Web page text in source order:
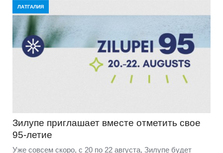
ЛАТГАЛИЯ
Зилупе приглашает вместе отметить свое
95-летие
Уже совсем скоро, с 20 по 22 августа, Зилупе будет